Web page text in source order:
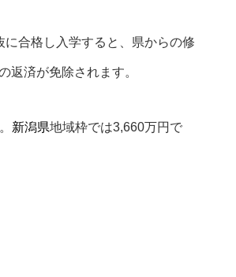
合格し入学すると、県からの修
返済が免除されます。
新潟県地域枠では3,660万円で